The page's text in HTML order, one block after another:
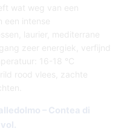
wat weg van een
intense
laurier, mediterrane
zeer energiek, verfijnd
16-18 °C
rood vlees, zachte
– Contea di